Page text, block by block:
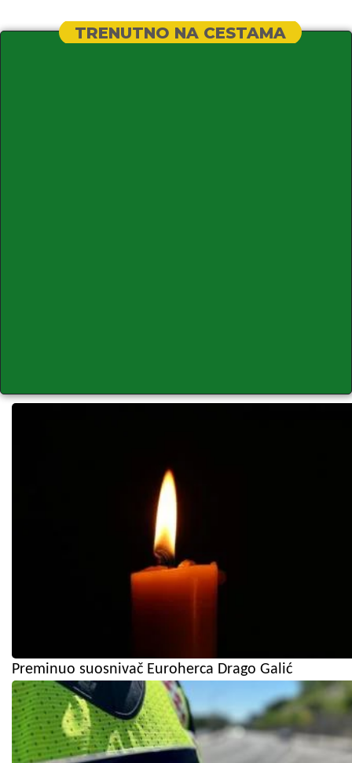
TRENUTNO NA CESTAMA
Preminuo suosnivač Euroherca Drago Galić